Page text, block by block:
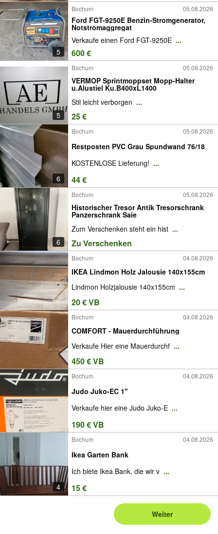
5
Bochum 05.08.2026
Ford FGT-9250E Benzin-Stromgenerator,
Notstromaggregat
Verkaufe einen Ford FGT-9250E ...
600 €
5
Bochum 05.08.2026
VERMOP Sprintmoppset Mopp-Halter
u.Alustiel Ku.B400xL1400
Stil leicht verborgen ...
25 €
6
Bochum 05.08.2026
Restposten PVC Grau Spundwand 76/18
KOSTENLOSE Lieferung! ...
44 €
6
Bochum 05.08.2026
Historischer Tresor Antik Tresorschrank
Panzerschrank Saie
Zum Verschenken steht ein hist ...
Zu Verschenken
Bochum 04.08.2026
IKEA Lindmon Holz Jalousie 140x155cm
Lindmon Holzjalousie 140x155cm ...
20 € VB
Bochum 04.08.2026
COMFORT - Mauerdurchführung
Verkaufe Hier eine Mauerdurchf ...
450 € VB
Bochum 04.08.2026
Judo Juko-EC 1"
Verkaufe hier eine Judo Juko-E ...
190 € VB
4
Bochum 04.08.2026
Ikea Garten Bank
Ich biete Ikea Bank, die wir v ...
15 €
Weiter